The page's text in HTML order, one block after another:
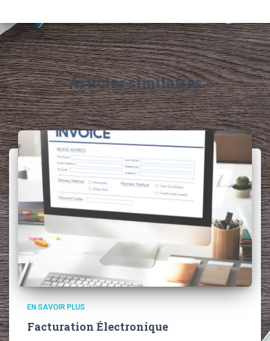
Articles similaires
EN SAVOIR PLUS
Facturation Électronique